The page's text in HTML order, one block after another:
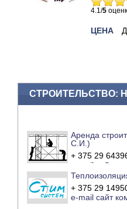
4.1/5
ЦЕНА
СТРОИТЕЛЬСТВО:
Аренда
С.И.)
+ 375 29
e-mail
сайт
+ 375 29
e-mail сайт